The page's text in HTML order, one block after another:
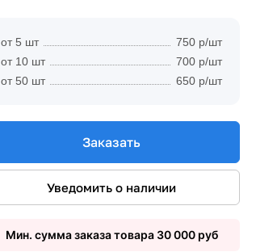
от 5 шт
750 р/шт
от 10 шт
700 р/шт
от 50 шт
650 р/шт
Заказать
Уведомить о наличии
Мин. сумма заказа товара 30 000 руб